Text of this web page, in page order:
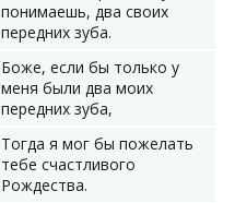
понимаешь, два своих
передних зуба.
Боже, если бы только у
меня были два моих
передних зуба,
Тогда я мог бы пожелать
тебе счастливого
Рождества.